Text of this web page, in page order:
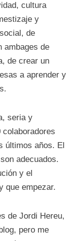
cultura
y
de
ambages de
de crear un
a aprender y
seria y
últimos años. El
adecuados.
y el
que empezar.
de Jordi Hereu,
pero me